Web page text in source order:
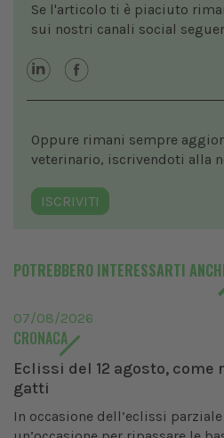
Se l'articolo ti è piaciuto
sui nostri canali social
Oppure rimani sempre
veterinario, iscrivendoti alla
ISCRIVITI
POTREBBERO INTERESSARTI
07/08/2026
CRONACA
Eclissi del 12 agosto, come
gatti
In occasione dell’eclissi